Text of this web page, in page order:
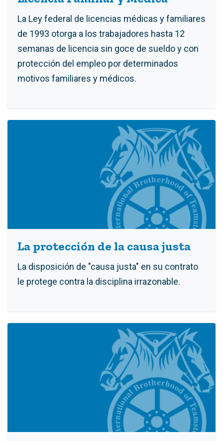
La Ley federal de licencias médicas y familiares
de 1993 otorga a los trabajadores hasta 12
semanas de licencia sin goce de sueldo y con
protección del empleo por determinados
motivos familiares y médicos.
La protección de la causa justa
La disposición de "causa justa" en su contrato
le protege contra la disciplina irrazonable.